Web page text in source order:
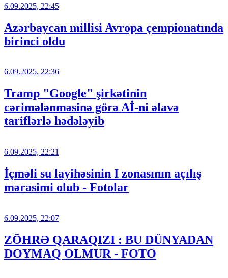
6.09.2025, 22:45
Azərbaycan millisi Avropa çempionatında
birinci oldu
6.09.2025, 22:36
Tramp "Google" şirkətinin
cərimələnməsinə görə Aİ-ni əlavə
tariflərlə hədələyib
6.09.2025, 22:21
İçməli su layihəsinin I zonasının açılış
mərasimi olub - Fotolar
6.09.2025, 22:07
ZÖHRƏ QARAQIZI : BU DÜNYADAN
DOYMAQ OLMUR - FOTO